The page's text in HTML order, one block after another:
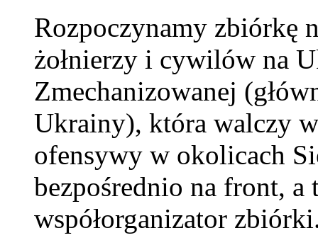
Rozpoczynamy zbiórkę
żołnierzy i cywilów na
Zmechanizowanej
Ukrainy), która walczy
ofensywy w okolicach
bezpośrednio na front, a
współorganizator